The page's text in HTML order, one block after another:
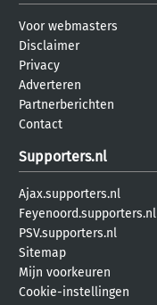
Voor webmasters
Disclaimer
Privacy
Adverteren
Partnerberichten
Contact
Supporters.nl
Ajax.supporters.nl
Feyenoord.supporters.nl
PSV.supporters.nl
Sitemap
Mijn voorkeuren
Cookie-instellingen